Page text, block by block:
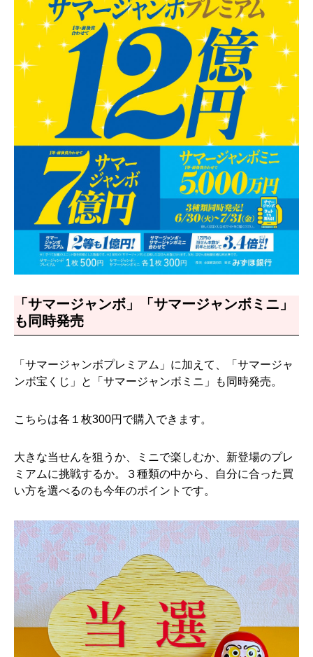
「サマージャンボ」「サマージャンボミニ」
も同時発売
「サマージャンボプレミアム」に加えて、「サマージャ
ンボ宝くじ」と「サマージャンボミニ」も同時発売。
こちらは各１枚300円で購入できます。
大きな当せんを狙うか、ミニで楽しむか、新登場のプレ
ミアムに挑戦するか。３種類の中から、自分に合った買
い方を選べるのも今年のポイントです。